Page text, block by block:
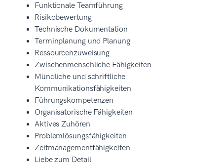
Funktionale Teamführung
Risikobewertung
Technische Dokumentation
Terminplanung und Planung
Ressourcenzuweisung
Zwischenmenschliche Fähigkeiten
Mündliche und schriftliche
Kommunikationsfähigkeiten
Führungskompetenzen
Organisatorische Fähigkeiten
Aktives Zuhören
Problemlösungsfähigkeiten
Zeitmanagementfähigkeiten
Liebe zum Detail